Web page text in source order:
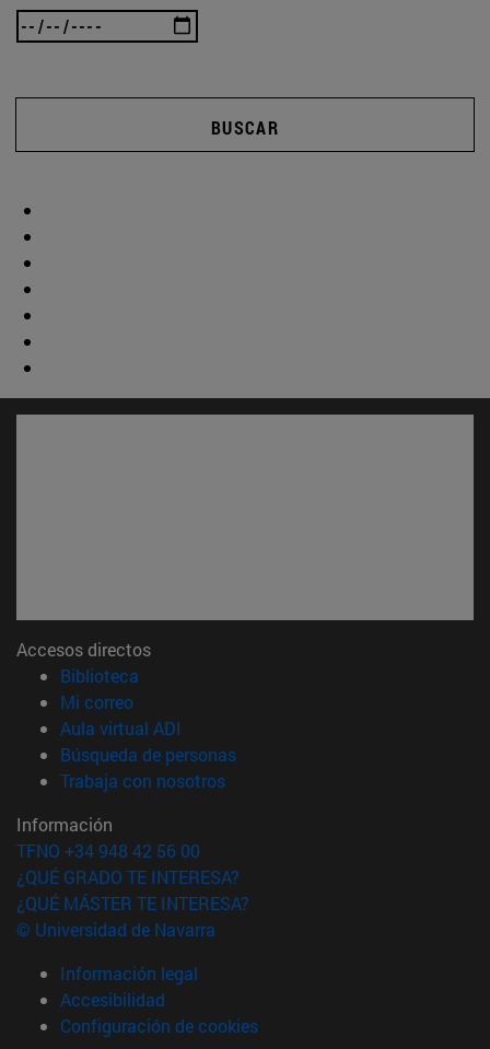
BUSCAR
Accesos directos
Biblioteca
Mi correo(abre en nueva ventana)
Aula virtual ADI
Búsqueda de personas(abre en nueva ventana)
Trabaja con nosotros(abre en nueva ventana)
Información
TFNO +34 948 42 56 00
¿QUÉ GRADO TE INTERESA?
¿QUÉ MÁSTER TE INTERESA?
© Universidad de Navarra
Información legal
Accesibilidad
Configuración de cookies